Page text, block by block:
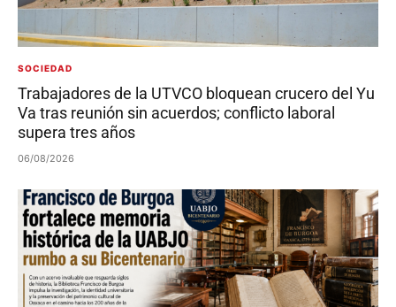
SOCIEDAD
Trabajadores de la UTVCO bloquean crucero del Yu
Va tras reunión sin acuerdos; conflicto laboral
supera tres años
06/08/2026